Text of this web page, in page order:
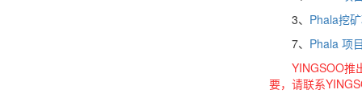
3、 Phala挖
7、 Phala 项
YINGSOO推
要，请联系